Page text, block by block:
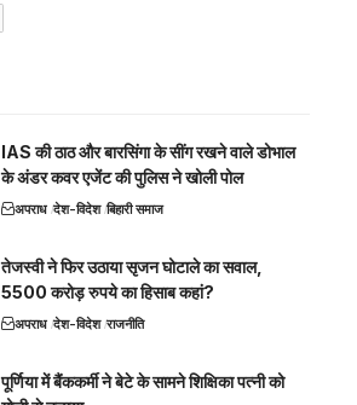
IAS की ठाठ और बारसिंगा के सींग रखने वाले डोभाल
के अंडर कवर एजेंट की पुलिस ने खोली पोल
अपराध देश-विदेश बिहारी समाज
तेजस्वी ने फिर उठाया सृजन घोटाले का सवाल,
5500 करोड़ रुपये का हिसाब कहां?
अपराध देश-विदेश राजनीति
पूर्णिया में बैंककर्मी ने बेटे के सामने शिक्षिका पत्नी को